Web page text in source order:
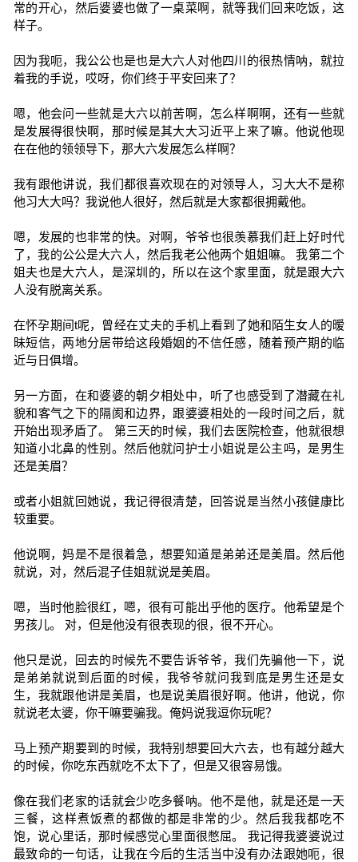
常的开心，然后婆婆也做了一桌菜啊，就等我们回来吃饭，这
样子。
因为我呃，我公公也是也是大六人对他四川的很热情呐，就拉
着我的手说，哎呀，你们终于平安回来了？
嗯，他会问一些就是大六以前苦啊，怎么样啊啊，还有一些就
是发展得很快啊，那时候是其大大习近平上来了嘛。他说他现
在在他的领领导下，那大六发展怎么样啊？
我有跟他讲说，我们都很喜欢现在的对领导人，习大大不是称
他习大大吗？我说他人很好，然后就是大家都很拥戴他。
嗯，发展的也非常的快。对啊，爷爷也很羡慕我们赶上好时代
了，我的公公是大六人，然后我老公他两个姐姐嘛。 我第二个
姐夫也是大六人，是深圳的，所以在这个家里面，就是跟大六
人没有脱离关系。
在怀孕期间t呢，曾经在丈夫的手机上看到了她和陌生女人的暧
昧短信，两地分居带给这段婚姻的不信任感，随着预产期的临
近与日俱增。
另一方面，在和婆婆的朝夕相处中，听了也感受到了潜藏在礼
貌和客气之下的隔阂和边界，跟婆婆相处的一段时间之后，就
开始出现矛盾了。 第三天的时候，我们去医院检查，他就很想
知道小北鼻的性别。然后他就问护士小姐说是公主吗，是男生
还是美眉？
或者小姐就回她说，我记得很清楚，回答说是当然小孩健康比
较重要。
他说啊，妈是不是很着急，想要知道是弟弟还是美眉。然后他
就说，对，然后混子佳姐就说是美眉。
嗯，当时他脸很红，嗯，很有可能出乎他的医疗。他希望是个
男孩儿。 对，但是他没有很表现的很，很不开心。
他只是说，回去的时候先不要告诉爷爷，我们先骗他一下，说
是弟弟就说到后面的时候，我爷爷就问我到底是男生还是女
生，我就跟他讲是美眉，也是说美眉很好啊。他讲，他说，你
就说老太婆，你干嘛要骗我。俺妈说我逗你玩呢？
马上预产期要到的时候，我特别想要回大六去，也有越分越大
的时候，你吃东西就吃不太下了，但是又很容易饿。
像在我们老家的话就会少吃多餐呐。他不是他，就是还是一天
三餐，这样煮饭煮的都做的都是非常的少。然后我我都吃不
饱，说心里话，那时候感觉心里面很憋屈。 我记得我婆婆说过
最致命的一句话，让我在今后的生活当中没有办法跟她呃，很